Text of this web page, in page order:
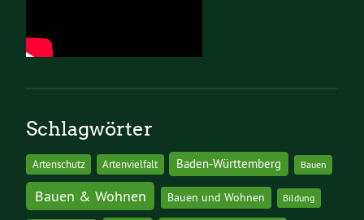
Schlagwörter
Artenschutz Artenvielfalt Baden-Württemberg Bauen
Bauen & Wohnen Bauen und Wohnen Bildung